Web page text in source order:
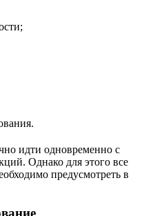
идти одновременно с
Однако для этого все
предусмотреть в